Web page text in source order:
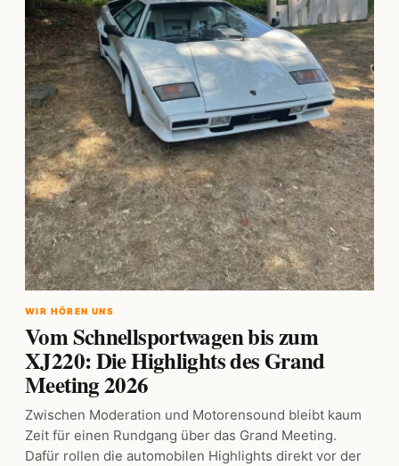
WIR HÖREN UNS
Vom Schnellsportwagen bis zum
XJ220: Die Highlights des Grand
Meeting 2026
Zwischen Moderation und Motorensound bleibt kaum
Zeit für einen Rundgang über das Grand Meeting.
Dafür rollen die automobilen Highlights direkt vor der